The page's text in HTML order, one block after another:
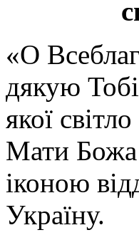
«О
дякую
якої
Мати Божа
іконою
Україну.